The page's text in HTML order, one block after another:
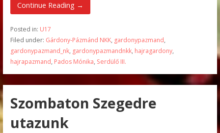
Continue Reading →
Posted in: U17
Filed under: Gárdony-Pázmánd NKK, gardonypazmand,
gardonypazmand_nk, gardonypazmandnkk, hajragardony,
hajrapazmand, Pados Mónika, Serdülő III.
Szombaton Szegedre
utazunk